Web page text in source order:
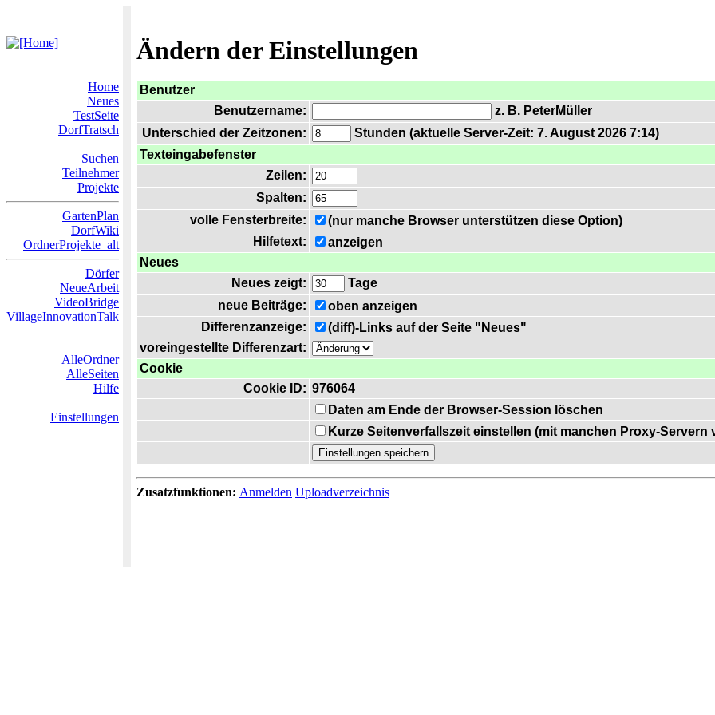
Ändern der Einstellungen
Home
Neues
TestSeite
DorfTratsch
Suchen
Teilnehmer
Projekte
GartenPlan
DorfWiki
OrdnerProjekte_alt
Dörfer
NeueArbeit
VideoBridge
VillageInnovationTalk
AlleOrdner
AlleSeiten
Hilfe
Einstellungen
Benutzer
Benutzername:
z. B. PeterMüller
Unterschied der Zeitzonen:
Stunden (aktuelle Server-Zeit: 7. August 2026 7:14)
Texteingabefenster
Zeilen:
Spalten:
volle Fensterbreite:
(nur manche Browser unterstützen diese Option)
Hilfetext:
anzeigen
Neues
Neues zeigt:
Tage
neue Beiträge:
oben anzeigen
Differenzanzeige:
(diff)-Links auf der Seite "Neues"
voreingestellte Differenzart:
Cookie
Cookie ID: 976064
Daten am Ende der Browser-Session löschen
Kurze Seitenverfallszeit einstellen (mit manchen Proxy-Servern
Zusatzfunktionen: Anmelden Uploadverzeichnis